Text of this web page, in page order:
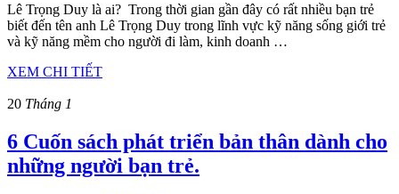
Lê Trọng Duy là ai? Trong thời gian gần đây có rất nhiều bạn trẻ
biết đến tên anh Lê Trọng Duy trong lĩnh vực kỹ năng sống giới trẻ
và kỹ năng mềm cho người đi làm, kinh doanh …
XEM CHI TIẾT
20 Tháng 1
6 Cuốn sách phát triển bản thân dành cho
những người bạn trẻ.